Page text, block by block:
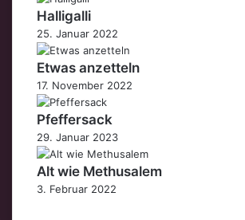
Halligalli
25. Januar 2022
Etwas anzetteln
17. November 2022
Pfeffersack
29. Januar 2023
Alt wie Methusalem
3. Februar 2022